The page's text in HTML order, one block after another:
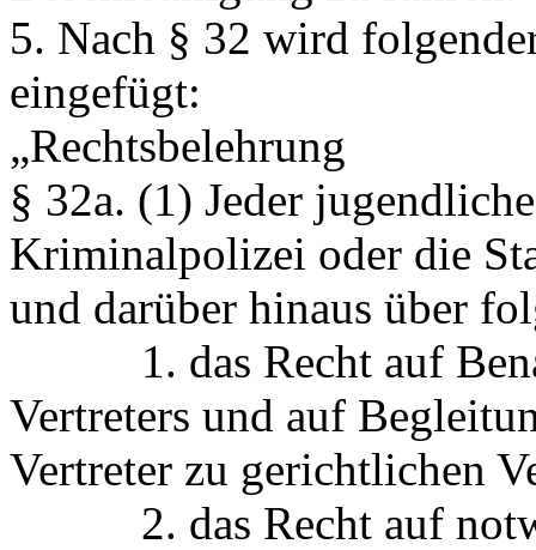
5. Nach § 32 wird
eingefügt:
„Rechtsbelehrung
§ 32a. (1) Jeder
Kriminalpolizei oder die
und darüber hinaus über
1. das Recht auf
Vertreters und auf
Vertreter zu gerichtlichen
2. das Recht auf